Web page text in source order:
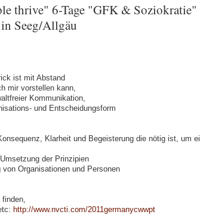
thrive" 6-Tage "GFK & Soziokratie"
Seeg/Allgäu
ist mit Abstand
mir vorstellen kann,
Kommunikation,
und Entscheidungsform
Klarheit und Begeisterung die nötig ist, um
der Prinzipien
Organisationen und Personen
http://www.nvcti.com/2011germanycwwpt